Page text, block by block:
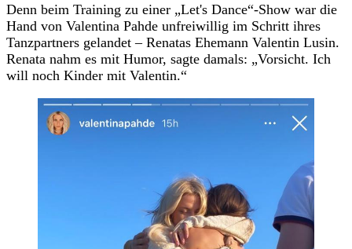
Denn beim Training zu einer „Let's Dance“-Show war die
Hand von Valentina Pahde unfreiwillig im Schritt ihres
Tanzpartners gelandet – Renatas Ehemann Valentin Lusin.
Renata nahm es mit Humor, sagte damals: „Vorsicht. Ich
will noch Kinder mit Valentin.“